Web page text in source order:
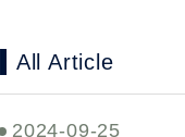
All Article
2024-09-25